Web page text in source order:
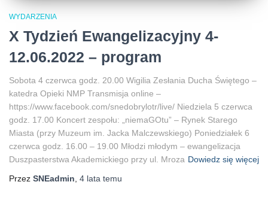
WYDARZENIA
X Tydzień Ewangelizacyjny 4-
12.06.2022 – program
Sobota 4 czerwca godz. 20.00 Wigilia Zesłania Ducha Świętego –
katedra Opieki NMP Transmisja online –
https://www.facebook.com/snedobrylotr/live/ Niedziela 5 czerwca
godz. 17.00 Koncert zespołu: „niemaGOtu” – Rynek Starego
Miasta (przy Muzeum im. Jacka Malczewskiego) Poniedziałek 6
czerwca godz. 16.00 – 19.00 Młodzi młodym – ewangelizacja
Duszpasterstwa Akademickiego przy ul. Mroza Dowiedz się więcej
Przez SNEadmin, 4 lata temu